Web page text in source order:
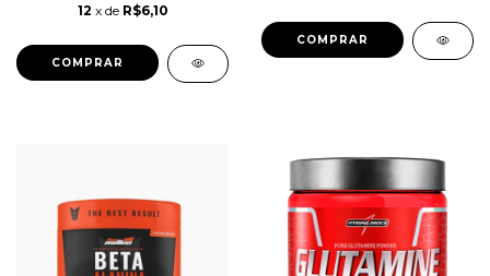
12 x de R$6,10
COMPRAR
COMPRAR